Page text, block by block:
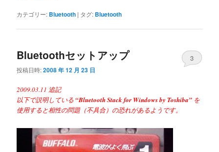
カテゴリー: Bluetooth | タグ: Bluetooth
Bluetoothセットアップ
投稿日時:2008 年 12 月 23 日
3
2009.03.11 追記
以下で説明している“Bluetooth Stack for Windows by Toshiba” を
使用すると相性の問題（不具合）の恐れがあるようです。